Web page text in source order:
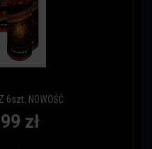
6szt. NOWOŚĆ
zł